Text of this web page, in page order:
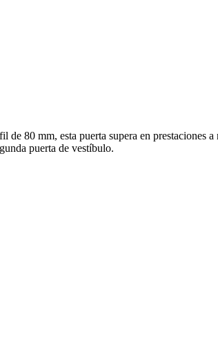
80 mm, esta puerta supera en prestaciones
puerta de vestíbulo.